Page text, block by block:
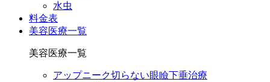
水虫
料金表
美容医療一覧
美容医療一覧
アップニーク切らない眼瞼下垂治療